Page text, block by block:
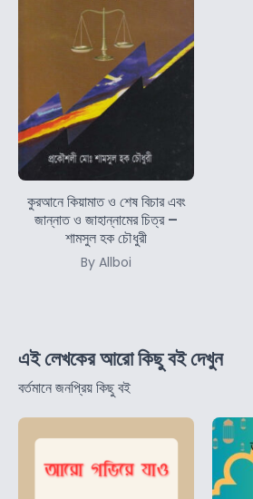
কুরআনে কিয়ামাত ও শেষ বিচার এবং
জান্নাত ও জাহান্নামের চিত্র –
শামসুল হক চৌধুরী
By Allboi
এই লেখকের আরো কিছু বই দেখুন
বর্তমানে জনপ্রিয় কিছু বই